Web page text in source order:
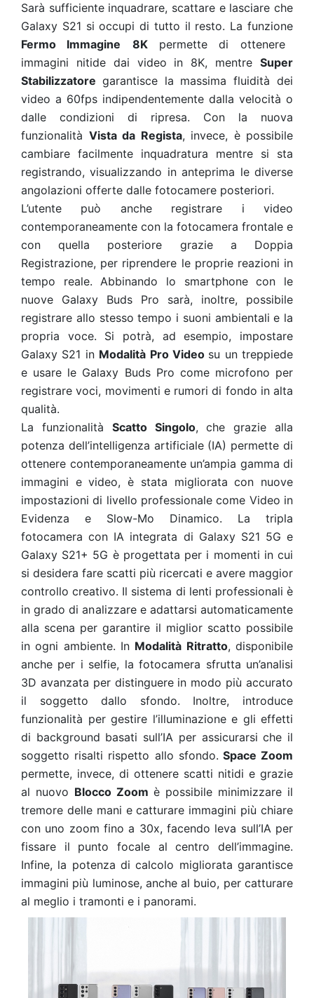
Sarà sufficiente inquadrare, scattare e lasciare che
Galaxy S21 si occupi di tutto il resto. La funzione
Fermo Immagine
8Kpermette di ottenere
immagini nitide dai video in 8K, mentre Super
Stabilizzatore garantisce la massima fluidità dei
video a 60fps indipendentemente dalla velocità o
dalle condizioni di ripresa. Con la nuova
funzionalità Vista da Regista, invece, è possibile
cambiare facilmente inquadratura mentre si sta
registrando, visualizzando in anteprima le diverse
angolazioni offerte dalle fotocamere posteriori.
L’utente può anche registrare i video
contemporaneamente con la fotocamera frontale e
con quella posteriore grazie a Doppia
Registrazione, per riprendere le proprie reazioni in
tempo reale. Abbinando lo smartphone con le
nuove Galaxy Buds Pro sarà, inoltre, possibile
registrare allo stesso tempo i suoni ambientali e la
propria voce. Si potrà, ad esempio, impostare
Galaxy S21 in Modalità Pro Video su un treppiede
e usare le Galaxy Buds Pro come microfono per
registrare voci, movimenti e rumori di fondo in alta
qualità.
La funzionalità Scatto Singolo, che grazie alla
potenza dell’intelligenza artificiale (IA) permette di
ottenere contemporaneamente un’ampia gamma di
immagini e video, è stata migliorata con nuove
impostazioni di livello professionale come Video in
Evidenza e Slow-Mo Dinamico. La tripla
fotocamera con IA integrata di Galaxy S21 5G e
Galaxy S21+ 5G è progettata per i momenti in cui
si desidera fare scatti più ricercati e avere maggior
controllo creativo. Il sistema di lenti professionali è
in grado di analizzare e adattarsi automaticamente
alla scena per garantire il miglior scatto possibile
in ogni ambiente. In Modalità Ritratto, disponibile
anche per i selfie, la fotocamera sfrutta un’analisi
3D avanzata per distinguere in modo più accurato
il soggetto dallo sfondo. Inoltre, introduce
funzionalità per gestire l’illuminazione e gli effetti
di background basati sull’IA per assicurarsi che il
soggetto risalti rispetto allo sfondo. Space Zoom
permette, invece, di ottenere scatti nitidi e grazie
al nuovo Blocco Zoom è possibile minimizzare il
tremore delle mani e catturare immagini più chiare
con uno zoom fino a 30x, facendo leva sull’IA per
fissare il punto focale al centro dell’immagine.
Infine, la potenza di calcolo migliorata garantisce
immagini più luminose, anche al buio, per catturare
al meglio i tramonti e i panorami.